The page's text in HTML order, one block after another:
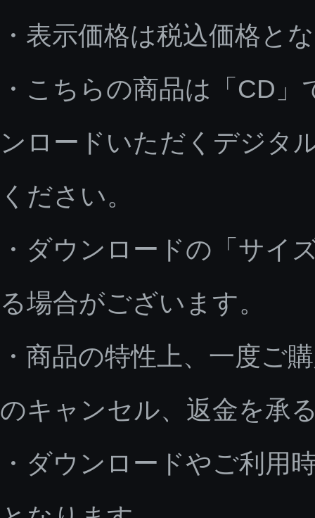
・表示価格は税込価格と
・こちらの商品は「CD
ンロードいただくデジタ
ください。
・ダウンロードの「サイ
る場合がございます。
・商品の特性上、一度ご
のキャンセル、返金を承
・ダウンロードやご利用